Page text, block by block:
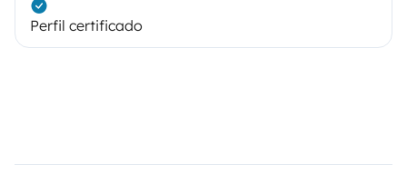
Perfil certificado